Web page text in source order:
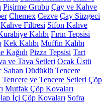
Pişirme Grubu Çay ve Kahve
Chemex Cezve Çay Süzgeci
Kahve Filtresi Sifon Kahve
Kalıbı Fırın Tepsisi
Kek Kalıbı Muffin Kalıbı
Kağıdı Pizza Tepsisi Tart
ve Tava Setleri Ocak Üstü
Sahan Düdüklü Tencere
Tencere ve Tencere Setleri Çöp
Mutfak Çöp Kovaları
İçi Çöp Kovaları Sofra